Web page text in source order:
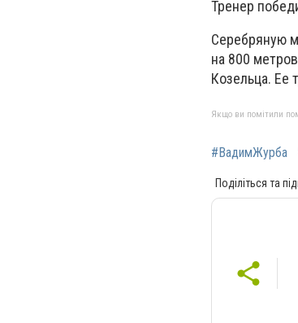
Тренер
Серебряную
на 800
Козельца. Ее
Якщо ви помітили
#ВадимЖурба
Поділіться та